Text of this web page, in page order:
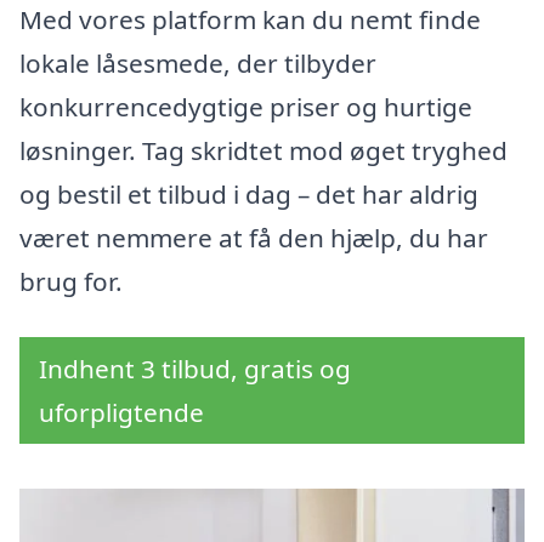
Med vores platform kan du nemt finde
lokale låsesmede, der tilbyder
konkurrencedygtige priser og hurtige
løsninger. Tag skridtet mod øget tryghed
og bestil et tilbud i dag – det har aldrig
været nemmere at få den hjælp, du har
brug for.
Indhent 3 tilbud, gratis og
uforpligtende